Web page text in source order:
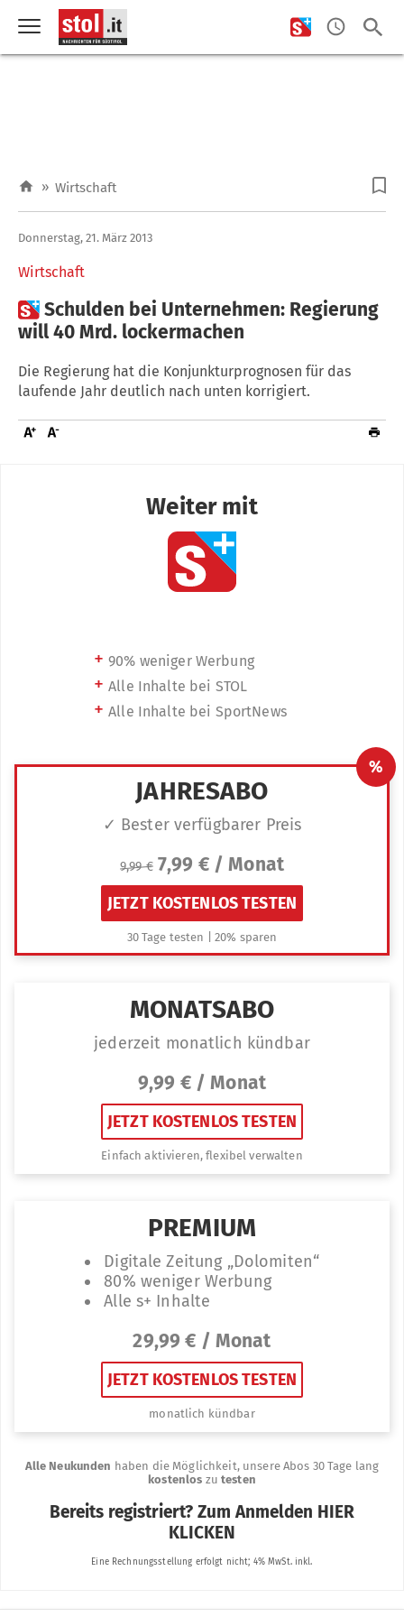
» Wirtschaft
Wirtschaft
Donnerstag, 21. März 2013
Schulden bei Unternehmen: Regierung
will 40 Mrd. lockermachen
Die Regierung hat die Konjunkturprognosen für das
laufende Jahr deutlich nach unten korrigiert.